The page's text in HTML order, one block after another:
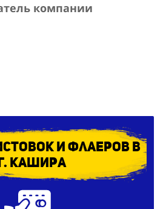
компании
и флаеров в
Кашира